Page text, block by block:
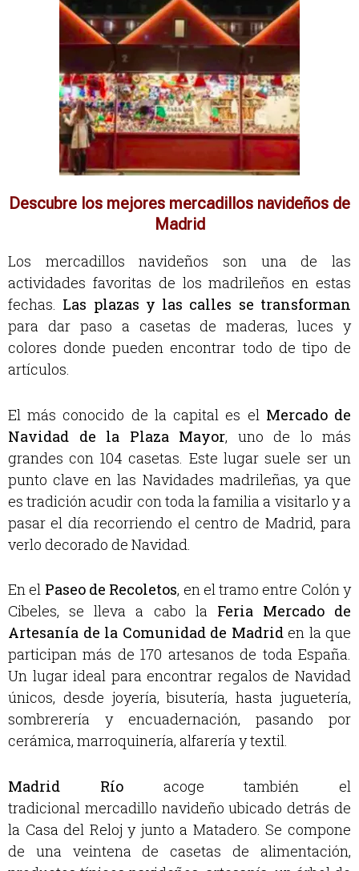
Descubre los mejores mercadillos navideños de
Madrid
Los mercadillos navideños son una de las
actividades favoritas de los madrileños en estas
fechas. Las plazas y las calles se transforman
para dar paso a casetas de maderas, luces y
colores donde pueden encontrar todo de tipo de
artículos.
El más conocido de la capital es el Mercado de
Navidad de la Plaza Mayor, uno de lo más
grandes con 104 casetas. Este lugar suele ser un
punto clave en las Navidades madrileñas, ya que
es tradición acudir con toda la familia a visitarlo y a
pasar el día recorriendo el centro de Madrid, para
verlo decorado de Navidad.
En el Paseo de Recoletos, en el tramo entre Colón y
Cibeles, se lleva a cabo la Feria Mercado de
Artesanía de la Comunidad de Madriden la que
participan más de 170 artesanos de toda España.
Un lugar ideal para encontrar regalos de Navidad
únicos, desde joyería, bisutería, hasta juguetería,
sombrerería y encuadernación, pasando por
cerámica, marroquinería, alfarería y textil.
Madrid Río acoge también el
tradicional mercadillo navideño ubicado detrás de
la Casa del Reloj y junto a Matadero. Se compone
de una veintena de casetas de alimentación,